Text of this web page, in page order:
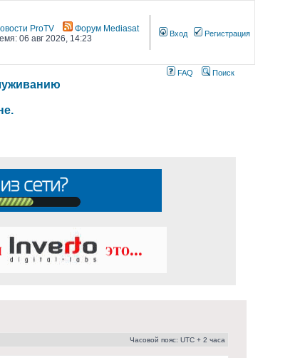
ProTV
Форум Mediasat
06 авг 2026, 14:23
Вход Регистрация
FAQ Поиск
Часовой пояс: UTC + 2 часа